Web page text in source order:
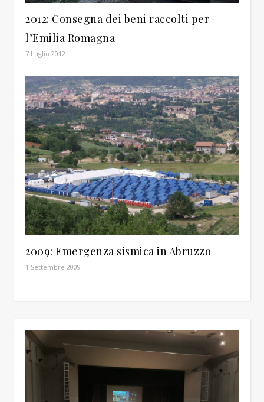
2012: Consegna dei beni raccolti per
l’Emilia Romagna
7 Luglio 2012
2009: Emergenza sismica in Abruzzo
1 Settembre 2009